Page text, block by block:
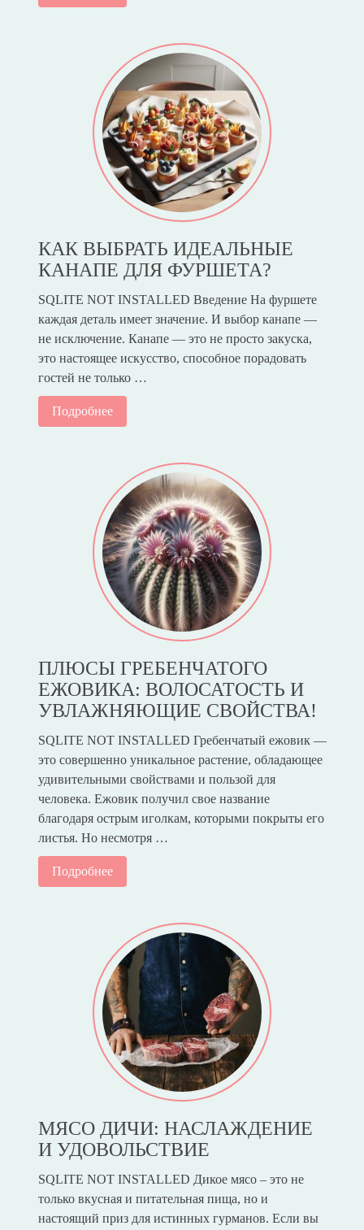
КАК ВЫБРАТЬ ИДЕАЛЬНЫЕ
КАНАПЕ ДЛЯ ФУРШЕТА?
SQLITE NOT INSTALLED Введение На фуршете
каждая деталь имеет значение. И выбор канапе —
не исключение. Канапе — это не просто закуска,
это настоящее искусство, способное порадовать
гостей не только …
Подробнее
ПЛЮСЫ ГРЕБЕНЧАТОГО
ЕЖОВИКА: ВОЛОСАТОСТЬ И
УВЛАЖНЯЮЩИЕ СВОЙСТВА!
SQLITE NOT INSTALLED Гребенчатый ежовик —
это совершенно уникальное растение, обладающее
удивительными свойствами и пользой для
человека. Ежовик получил свое название
благодаря острым иголкам, которыми покрыты его
листья. Но несмотря …
Подробнее
МЯСО ДИЧИ: НАСЛАЖДЕНИЕ
И УДОВОЛЬСТВИЕ
SQLITE NOT INSTALLED Дикое мясо – это не
только вкусная и питательная пища, но и
настоящий приз для истинных гурманов. Если вы